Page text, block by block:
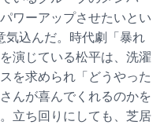
ワーアップさせたいとい
込んだ。時代劇「暴れ
演じている松平は、洗濯
を求められ「どうやった
んが喜んでくれるのかを
立ち回りにしても、芝居